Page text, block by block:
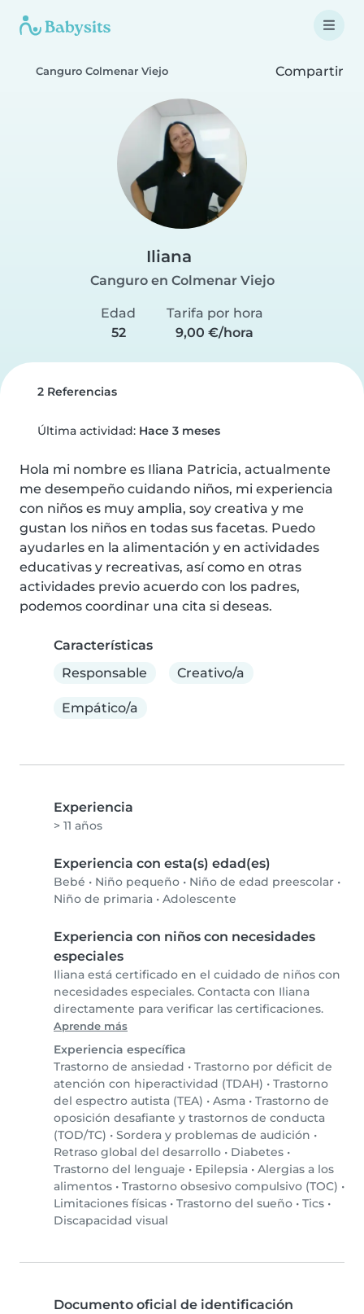
Canguro Colmenar Viejo Compartir
Iliana
Canguro en Colmenar Viejo
Edad
52
Tarifa por hora
9,00 €/hora
2 Referencias
Última actividad: Hace 3 meses
Hola mi nombre es Iliana Patricia, actualmente
me desempeño cuidando niños, mi experiencia
con niños es muy amplia, soy creativa y me
gustan los niños en todas sus facetas. Puedo
ayudarles en la alimentación y en actividades
educativas y recreativas, así como en otras
actividades previo acuerdo con los padres,
podemos coordinar una cita si deseas.
Características
Responsable
Creativo/a
Empático/a
Experiencia
> 11 años
Experiencia con esta(s) edad(es)
Bebé • Niño pequeño • Niño de edad preescolar •
Niño de primaria • Adolescente
Experiencia con niños con necesidades
especiales
Iliana está certificado en el cuidado de niños con
necesidades especiales. Contacta con Iliana
directamente para verificar las certificaciones.
Aprende más
Experiencia específica
Trastorno de ansiedad • Trastorno por déficit de
atención con hiperactividad (TDAH) • Trastorno
del espectro autista (TEA) • Asma • Trastorno de
oposición desafiante y trastornos de conducta
(TOD/TC) • Sordera y problemas de audición •
Retraso global del desarrollo • Diabetes •
Trastorno del lenguaje • Epilepsia • Alergias a los
alimentos • Trastorno obsesivo compulsivo (TOC) •
Limitaciones físicas • Trastorno del sueño • Tics •
Discapacidad visual
Documento oficial de identificación